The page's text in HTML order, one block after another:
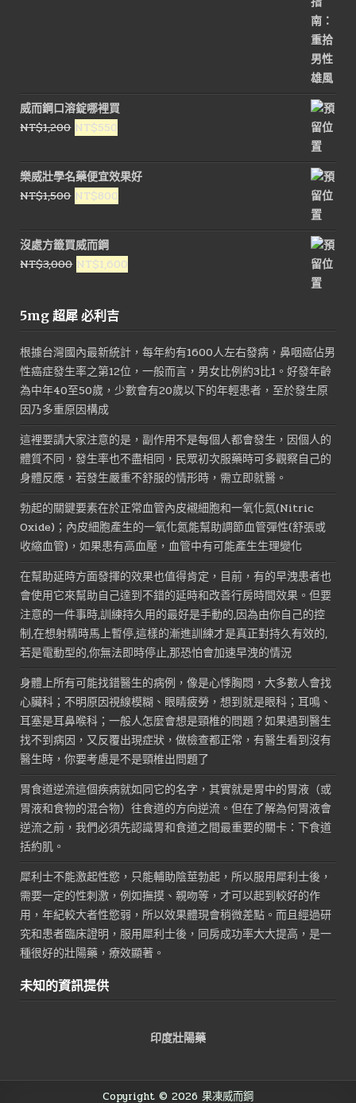
威而鋼口溶錠哪裡買
NT$1,200 原
價
格：
NT$1,200。
NT$550
價
格：
NT$550。
樂威壯學名藥便宜效果好
NT$1,500 原
價
格：
NT$1,500。
NT$800
價
格：
NT$800。
沒處方籤買威而鋼
NT$3,000 原
格：
NT$1,600
5mg 超犀 必利吉
根據台灣國內最新統計，每年約有1600人左右發病，鼻咽癌佔男
性癌症發生率之第12位，一般而言，男女比例約3比1。好發年齡
為中年40至50歲，少數會有20歲以下的年輕患者，至於發生原
因乃多重原因構成
這裡要請大家注意的是，副作用不是每個人都會發生，因個人的
體質不同，發生率也不盡相同，民眾初次服藥時可多觀察自己的
身體反應，若發生嚴重不舒服的情形時，需立即就醫。
勃起的關鍵要素在於正常血管內皮襯細胞和一氧化氮(Nitric
Oxide)；內皮細胞產生的一氧化氮能幫助調節血管彈性(舒張或
收縮血管)，如果患有高血壓，血管中有可能產生生理變化
在幫助延時方面發揮的效果也值得肯定，目前，有的早洩患者也
會使用它來幫助自己達到不錯的延時和改善行房時間效果。但要
注意的一件事時,訓練持久用的最好是手動的,因為由你自己的控
制,在想射精時馬上暫停,這樣的漸進訓練才是真正對持久有效的,
若是電動型的,你無法即時停止,那恐怕會加速早洩的情況
身體上所有可能找錯醫生的病例，像是心悸胸悶，大多數人會找
心臟科；不明原因視線模糊、眼睛疲勞，想到就是眼科；耳鳴、
耳塞是耳鼻喉科；一般人怎麼會想是頸椎的問題？如果遇到醫生
找不到病因，又反覆出現症狀，做檢查都正常，有醫生看到沒有
醫生時，你要考慮是不是頸椎出問題了
胃食道逆流這個疾病就如同它的名字，其實就是胃中的胃液（或
胃液和食物的混合物）往食道的方向逆流。但在了解為何胃液會
逆流之前，我們必須先認識胃和食道之間最重要的關卡：下食道
括約肌。
犀利士不能激起性慾，只能輔助陰莖勃起，所以服用犀利士後，
需要一定的性刺激，例如撫摸、親吻等，才可以起到較好的作
用，年紀較大者性慾弱，所以效果體現會稍微差點。而且經過研
究和患者臨床證明，服用犀利士後，同房成功率大大提高，是一
種很好的壯陽藥，療效顯著。
未知的資訊提供
印度壯陽藥
Copyright © 2026 果凍威而鋼